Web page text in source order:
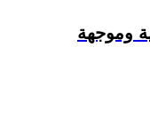
وموجهة